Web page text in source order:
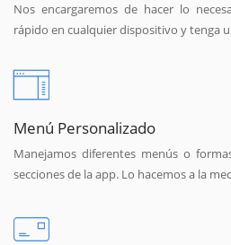
Nos encargaremos de hacer lo
rápido en cualquier dispositivo y tenga
Menú Personalizado
Manejamos diferentes menús o
secciones de la app. Lo hacemos a la